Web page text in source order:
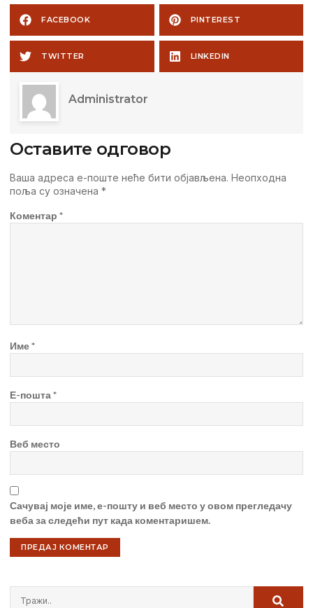
FACEBOOK PINTEREST
TWITTER LINKEDIN
Administrator
Оставите одговор
Ваша адреса е-поште неће бити објављена. Неопходна
поља су означена *
Коментар *
Име*
Е-пошта*
Веб место
Сачувај моје име, е-пошту и веб место у овом прегледачу
веба за следећи пут када коментаришем.